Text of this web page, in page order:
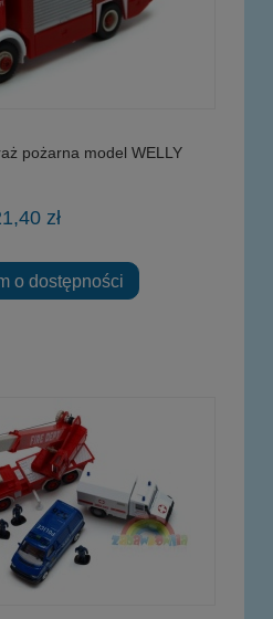
pożarna model WELLY
zł
o dostępności